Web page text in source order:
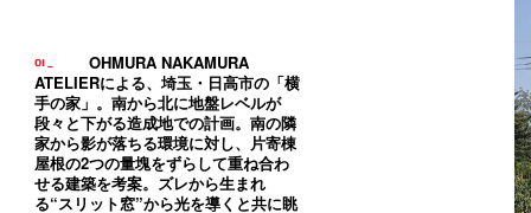
OHMURA NAKAMURA
ATELIERによる、埼玉・日高市の「横
手の家」。南から北に地盤レベルが
段々と下がる造成地での計画。南の隣
家から影が落ちる環境に対し、片寄棟
屋根の2つの量塊をずらして重ね合わ
せる建築を考案。ズレから生まれ
る“スリット窓”から光を導くと共に眺